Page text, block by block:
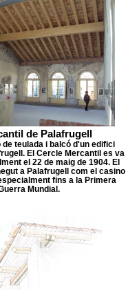
de Palafrugell
teulada i balcó d'un edifici
El Cercle Mercantil es va
el 22 de maig de 1904. El
a Palafrugell com el casino
fins a la Primera
Mundial.